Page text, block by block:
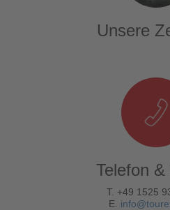
Unsere
Telefon &
T. +49 1525
E.